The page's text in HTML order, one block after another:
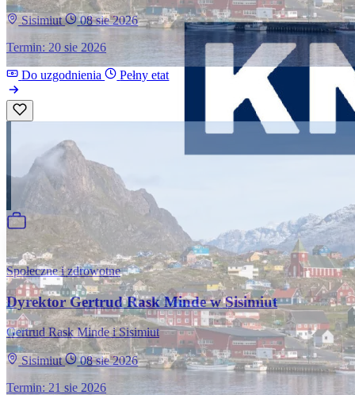
Sisimiut
08 sie 2026
Termin: 20 sie 2026
Do uzgodnienia Pełny etat
Społeczne i zdrowotne
Dyrektor Gertrud Rask Minde w Sisimiut
Gertrud Rask Minde i Sisimiut
Sisimiut
08 sie 2026
Termin: 21 sie 2026